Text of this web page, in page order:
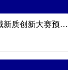
深圳市工业和信息化局关于开展2026新域新质创新大赛预选推荐工作的通知